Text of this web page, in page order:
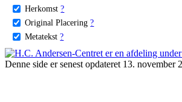
Herkomst ?
Original Placering ?
Metatekst ?
Denne side er senest opdateret 13. november